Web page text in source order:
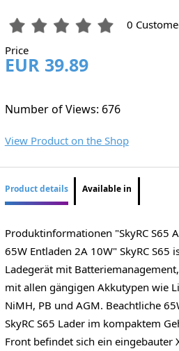
0
Price
EUR 39.89
Number of Views: 676
View Product on the Shop
Product details Available in
Produktinformationen "SkyRC S65
65W Entladen 2A 10W" SkyRC S65
Ladegerät mit
mit allen gängigen Akkutypen wie
NiMH, PB und AGM. Beachtliche
SkyRC S65 Lader im kompaktem
Front befindet sich ein eingebauter